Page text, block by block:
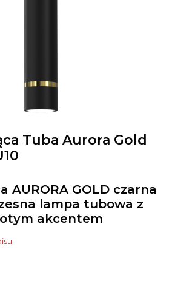
Tuba Aurora Gold
AURORA GOLD czarna
lampa tubowa z
akcentem